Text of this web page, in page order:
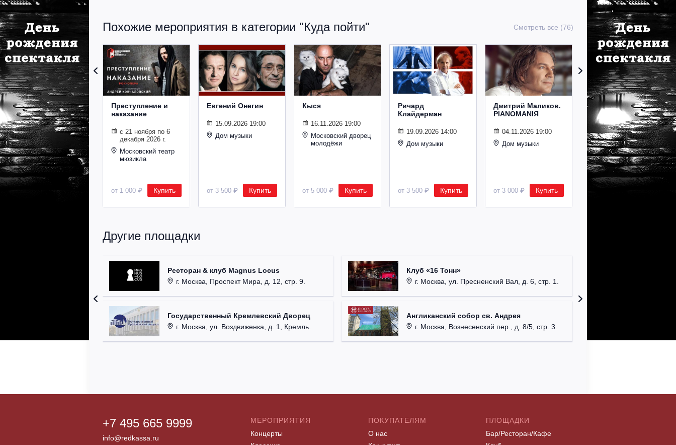
Похожие мероприятия в категории "Куда пойти" Смотреть все (76)
Преступление и
наказание
с 21 ноября по 6
декабря 2026 г.
Московский театр
мюзикла
от 1 000 ₽ Купить
Евгений Онегин
15.09.2026 19:00
Дом музыки
от 3 500 ₽ Купить
Кыся
16.11.2026 19:00
Московский дворец
молодёжи
от 5 000 ₽ Купить
Ричард
Клайдерман
19.09.2026 14:00
Дом музыки
от 3 500 ₽ Купить
Дмитрий Маликов.
PIANOMANIЯ
04.11.2026 19:00
Дом музыки
от 3 000 ₽ Купить
Рождественский
концерт
Владимира
Спивакова
24.12.2026 19:00
Дом музыки
Другие площадки
Ресторан & клуб Magnus Locus
г. Москва, Проспект Мира, д. 12, стр. 9.
Государственный Кремлевский Дворец
г. Москва, ул. Воздвиженка, д. 1, Кремль.
Клуб «16 Тонн»
г. Москва, ул. Пресненский Вал, д. 6, стр. 1.
Англиканский собор св. Андрея
г. Москва, Вознесенский пер., д. 8/5, стр. 3.
+7 495 665 9999
info@redkassa.ru
МЕРОПРИЯТИЯ
Концерты
ПОКУПАТЕЛЯМ
О нас
ПЛОЩАДКИ
Бар/Ресторан/Кафе